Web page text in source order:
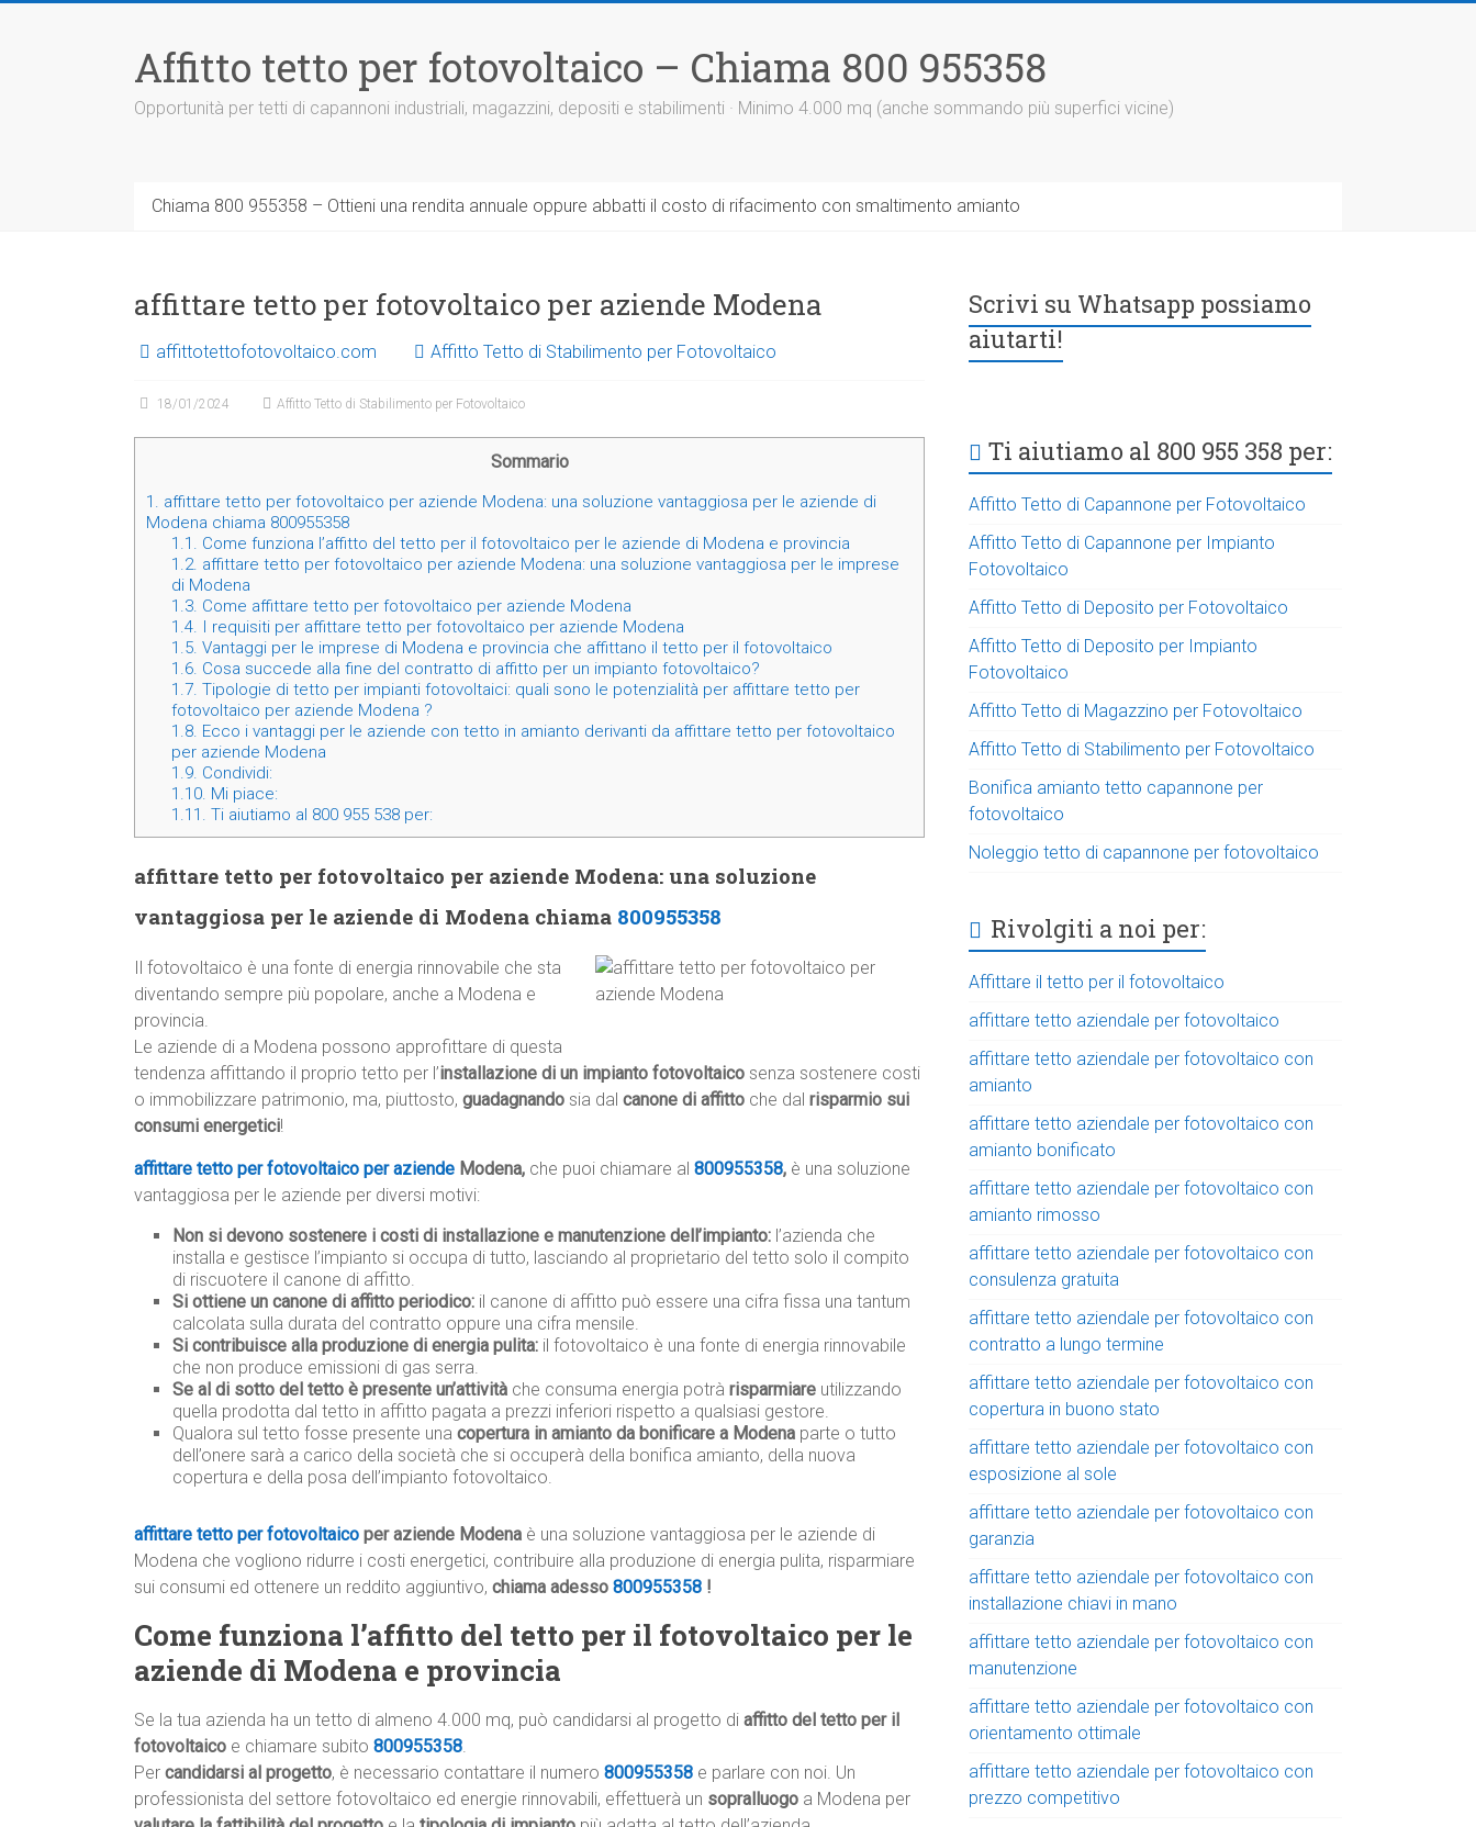
Affitto tetto per fotovoltaico – Chiama 800 955358
Opportunità per tetti di capannoni industriali, magazzini, depositi e stabilimenti · Minimo 4.000 mq (anche sommando più superfici vicine)
Chiama 800 955358 – Ottieni una rendita annuale oppure abbatti il costo di rifacimento con smaltimento amianto
affittare tetto per fotovoltaico per aziende Modena
affittotettofotovoltaico.com Affitto Tetto di Stabilimento per Fotovoltaico
18/01/2024 Affitto Tetto di Stabilimento per Fotovoltaico
Sommario
1. affittare tetto per fotovoltaico per aziende Modena: una soluzione vantaggiosa per le aziende di
Modena chiama 800955358
1.1. Come funziona l’affitto del tetto per il fotovoltaico per le aziende di Modena e provincia
1.2. affittare tetto per fotovoltaico per aziende Modena: una soluzione vantaggiosa per le imprese
di Modena
1.3. Come affittare tetto per fotovoltaico per aziende Modena
1.4. I requisiti per affittare tetto per fotovoltaico per aziende Modena
1.5. Vantaggi per le imprese di Modena e provincia che affittano il tetto per il fotovoltaico
1.6. Cosa succede alla fine del contratto di affitto per un impianto fotovoltaico?
1.7. Tipologie di tetto per impianti fotovoltaici: quali sono le potenzialità per affittare tetto per
fotovoltaico per aziende Modena ?
1.8. Ecco i vantaggi per le aziende con tetto in amianto derivanti da affittare tetto per fotovoltaico
per aziende Modena
1.9. Condividi:
1.10. Mi piace:
1.11. Ti aiutiamo al 800 955 538 per:
affittare tetto per fotovoltaico per aziende Modena: una soluzione
vantaggiosa per le aziende di Modena chiama 800955358
Il fotovoltaico è una fonte di energia rinnovabile che sta
diventando sempre più popolare, anche a Modena e
provincia.
Le aziende di a Modena possono approfittare di questa
tendenza affittando il proprio tetto per l’installazione di un impianto fotovoltaico senza sostenere costi
o immobilizzare patrimonio, ma, piuttosto, guadagnando sia dal canone di affitto che dal risparmio sui
consumi energetici!
affittare tetto per fotovoltaico per aziende Modena, che puoi chiamare al 800955358, è una soluzione
vantaggiosa per le aziende per diversi motivi:
Non si devono sostenere i costi di installazione e manutenzione dell’impianto: l’azienda che
installa e gestisce l’impianto si occupa di tutto, lasciando al proprietario del tetto solo il compito
di riscuotere il canone di affitto.
Si ottiene un canone di affitto periodico: il canone di affitto può essere una cifra fissa una tantum
calcolata sulla durata del contratto oppure una cifra mensile.
Si contribuisce alla produzione di energia pulita: il fotovoltaico è una fonte di energia rinnovabile
che non produce emissioni di gas serra.
Se al di sotto del tetto è presente un’attività che consuma energia potrà risparmiare utilizzando
quella prodotta dal tetto in affitto pagata a prezzi inferiori rispetto a qualsiasi gestore.
Qualora sul tetto fosse presente una copertura in amianto da bonificare a Modena parte o tutto
dell’onere sarà a carico della società che si occuperà della bonifica amianto, della nuova
copertura e della posa dell’impianto fotovoltaico.
affittare tetto per fotovoltaico per aziende Modena è una soluzione vantaggiosa per le aziende di
Modena che vogliono ridurre i costi energetici, contribuire alla produzione di energia pulita, risparmiare
sui consumi ed ottenere un reddito aggiuntivo, chiama adesso 800955358 !
Come funziona l’affitto del tetto per il fotovoltaico per le
aziende di Modena e provincia
Se la tua azienda ha un tetto di almeno 4.000 mq, può candidarsi al progetto di affitto del tetto per il
fotovoltaico e chiamare subito 800955358.
Per candidarsi al progetto, è necessario contattare il numero 800955358 e parlare con noi. Un
professionista del settore fotovoltaico ed energie rinnovabili, effettuerà un sopralluogo a Modena per
Scrivi su Whatsapp possiamo
aiutarti!
Ti aiutiamo al 800 955 358 per:
Affitto Tetto di Capannone per Fotovoltaico
Affitto Tetto di Capannone per Impianto
Fotovoltaico
Affitto Tetto di Deposito per Fotovoltaico
Affitto Tetto di Deposito per Impianto
Fotovoltaico
Affitto Tetto di Magazzino per Fotovoltaico
Affitto Tetto di Stabilimento per Fotovoltaico
Bonifica amianto tetto capannone per
fotovoltaico
Noleggio tetto di capannone per fotovoltaico
Rivolgiti a noi per:
Affittare il tetto per il fotovoltaico
affittare tetto aziendale per fotovoltaico
affittare tetto aziendale per fotovoltaico con
amianto
affittare tetto aziendale per fotovoltaico con
amianto bonificato
affittare tetto aziendale per fotovoltaico con
amianto rimosso
affittare tetto aziendale per fotovoltaico con
consulenza gratuita
affittare tetto aziendale per fotovoltaico con
contratto a lungo termine
affittare tetto aziendale per fotovoltaico con
copertura in buono stato
affittare tetto aziendale per fotovoltaico con
esposizione al sole
affittare tetto aziendale per fotovoltaico con
garanzia
affittare tetto aziendale per fotovoltaico con
installazione chiavi in mano
affittare tetto aziendale per fotovoltaico con
manutenzione
affittare tetto aziendale per fotovoltaico con
orientamento ottimale
affittare tetto aziendale per fotovoltaico con
prezzo competitivo